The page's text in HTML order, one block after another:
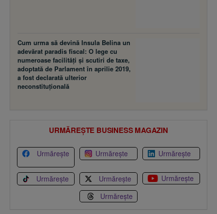
Cum urma să devină Insula Belina un
adevărat paradis fiscal: O lege cu
numeroase facilităţi şi scutiri de taxe,
adoptată de Parlament în aprilie 2019,
a fost declarată ulterior
neconstituţională
URMĂREȘTE BUSINESS MAGAZIN
Urmărește Urmărește Urmărește
Urmărește Urmărește
Urmărește
Urmărește